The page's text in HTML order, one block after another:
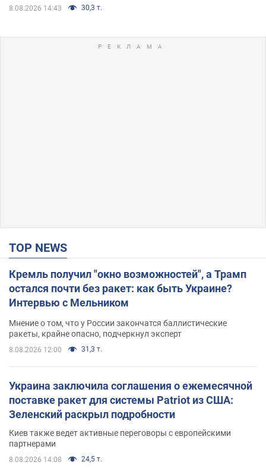
8.08.2026 14:43 30,3 т.
TOP NEWS
Кремль получил "окно возможностей", а Трамп
остался почти без ракет: как быть Украине?
Интервью с Мельником
Мнение о том, что у России закончатся баллистические
ракеты, крайне опасно, подчеркнул эксперт
8.08.2026 12:00 31,3 т.
Украина заключила соглашения о ежемесячной
поставке ракет для системы Patriot из США:
Зеленский раскрыл подробности
Киев также ведет активные переговоры с европейскими
партнерами
8.08.2026 14:08 24,5 т.